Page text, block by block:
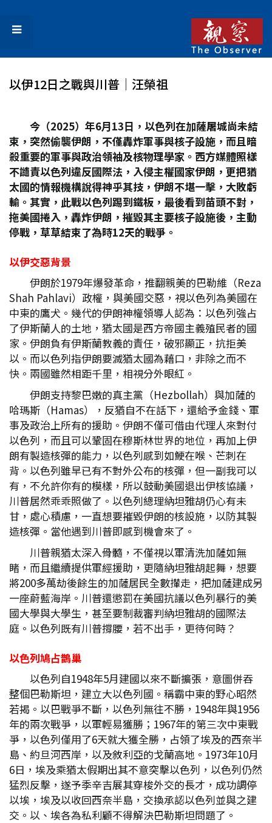
以伊12日之戰與川普│汪榮祖
今（2025）年6月13日，以色列在加薩屠城尚未結
束，突然偷襲伊朗，不僅轟炸軍事與核子設施，而且暗
殺重要的軍事與政治領袖及核物理學家。西方媒體照樣
不譴責以色列違反國際法，入侵主權國家伊朗，更把猶
太國的情報機構說得神乎其技，伊朗不堪一擊，大敗虧
輸。其實，此戰以色列踢到鐵板，最後看到苗頭不對，
拖美國捲入，轟炸伊朗，摧毀其主要核子設施後，主動
停戰，草草結束了為時12天的戰爭。
以伊交惡背景
伊朗於1979年爆發革命，推翻親美的巴勒維（Reza
Shah Pahlavi）政權，與美國交惡，視以色列為美國在
中東的鷹犬。幾代的伊朗神權領導人認為：以色列強占
了伊斯蘭人的土地，猶太國是西方帝國主義殖民者的國
家。伊朗負有伊斯蘭教義的責任，破邪顯正，抗拒美
以。而以色列指伊朗要滅猶太國為藉口，非除之而不
快。兩國雖然相距千里，相視分外眼紅。
伊朗支持黎巴嫩的真主黨（Hezbollah）與加薩的
哈瑪斯（Hamas），反猶自不在話下，還給予金錢、軍
事及政治上所有的援助。伊朗不僅可借由代理人來對付
以色列，而且可以鞏固在穆斯林世界的地位，再加上伊
朗有製造核彈的能力，以色列感到如鯁在喉、芒刺在
背。以色列雖早已有不對外公布的核彈，但一副我可以
有，不允許你有的模樣，所以鼓動美國退出伊核協議，
川普居然乖乖照做了。以色列總理納坦雅胡仍心有未
甘，處心積慮，一直想要摧毀伊朗的核設施，以防其製
造核彈。當他遇到川普即感到機會來了。
川普親猶太深入骨髓，不僅視以軍清洗加薩如無
睹，而且繼續提供軍經援助，更隨納坦雅胡起舞，想要
將200多萬劫後餘生的加薩居民全數攆走，把加薩建成另
一座蔚藍海岸。川普還懲罰在美國抗議以色列暴行的美
國大學與大學生，甚至要制裁審判納坦雅胡的國際法
庭。以色列既有川普撐腰，若不出手，更待何時？
以色列鳩占鵲巢
以色列自1948年5月建國以來不斷擴張，意圖併吞
整個巴勒斯坦，建立大以色列國。稱霸中東的野心昭然
若揭。以巴戰爭不斷，以色列無往不勝，1948年與1956
年的兩次戰爭，以軍輕易獲勝；1967年的第三次中東戰
爭，以色列僅用了6天就大獲全勝，占領了埃及的西奈半
島、約旦河西岸，以及敘利亞的戈蘭高地。1973年10月
6日，埃及乘猶太假期出其不意突擊以色列，以色列仍然
猛烈反擊，遂予季辛吉展其穿梭外交的長才，成功調停
以埃，埃及以收回西奈半島，交換承認以色列並與之建
交。以、埃各為私利顧不得解決巴勒斯坦問題了。